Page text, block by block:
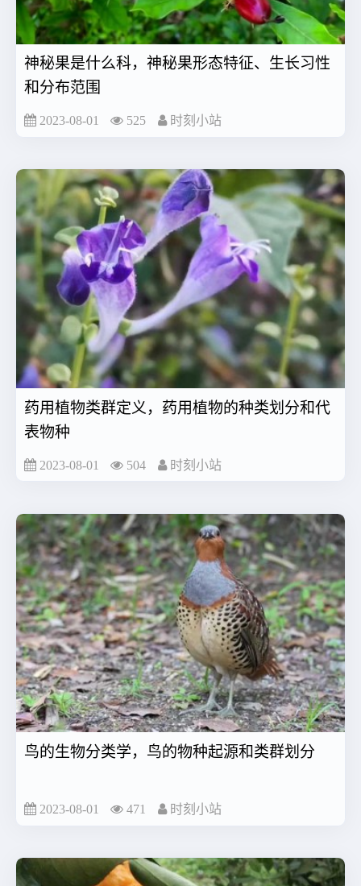
神秘果是什么科，神秘果形态特征、生长习性
和分布范围
2023-08-01 525 时刻小站
药用植物类群定义，药用植物的种类划分和代
表物种
2023-08-01 504 时刻小站
鸟的生物分类学，鸟的物种起源和类群划分
2023-08-01 471 时刻小站